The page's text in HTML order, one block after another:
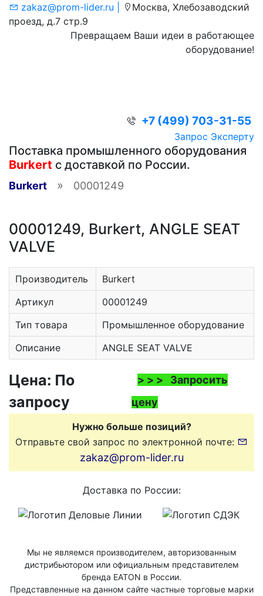
zakaz@prom-lider.ru |
Москва, Хлебозаводский
проезд, д.7 стр.9
Превращаем Ваши идеи в работающее
оборудование!
+7 (499) 703-31-55
Запрос Эксперту
Поставка промышленного оборудования
Burkert с доставкой по России.
Burkert » 00001249
00001249, Burkert, ANGLE SEAT
VALVE
Производитель
Burkert
Артикул
00001249
Тип товара
Промышленное оборудование
Описание
ANGLE SEAT VALVE
Цена: По
запросу
> > > Запросить
цену
Нужно больше позиций?
Отправьте свой запрос по электронной почте:
zakaz@prom-lider.ru
Доставка по России:
Мы не являемся производителем, авторизованным
дистрибьютором или официальным представителем
бренда ЕАТОN в России.
Представленные на данном сайте частные торговые марки